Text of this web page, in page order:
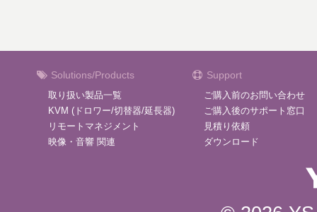
Solutions/Products
取り扱い製品一覧
KVM (ドロワー/切替器/延長器)
リモートマネジメント
映像・音響 関連
Support
ご購入前のお問い合わせ
ご購入後のサポート窓口
見積り依頼
ダウンロード